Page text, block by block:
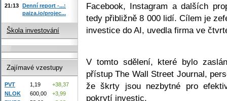
Facebook, Instagram a dalších
tedy přibližně 8 000 lidí. Cílem je
investice do AI, uvedla firma ve
V tomto sdělení, které bylo
přístup The Wall Street Journal,
že škrty jsou nezbytné pro
pokrytí investic.
21:13 Denní report -...:
paiza.io/projec...
Škola investování
Zajímavé vzestupy
PVT 1,19
+38,37
NLOK
600,00
+3,99